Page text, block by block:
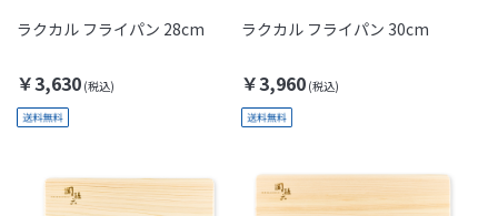
ラクカル フライパン 28cm
￥3,630
ラクカル フライパン 30cm
￥3,960